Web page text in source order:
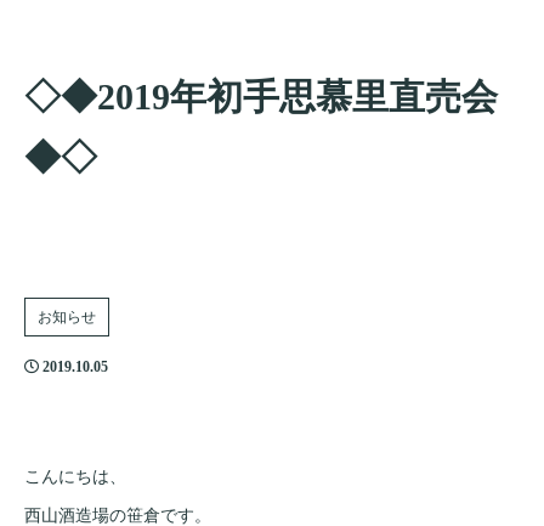
◇◆2019年初手思慕里直売会
◆◇
お知らせ
2019.10.05
こんにちは、
西山酒造場の笹倉です。